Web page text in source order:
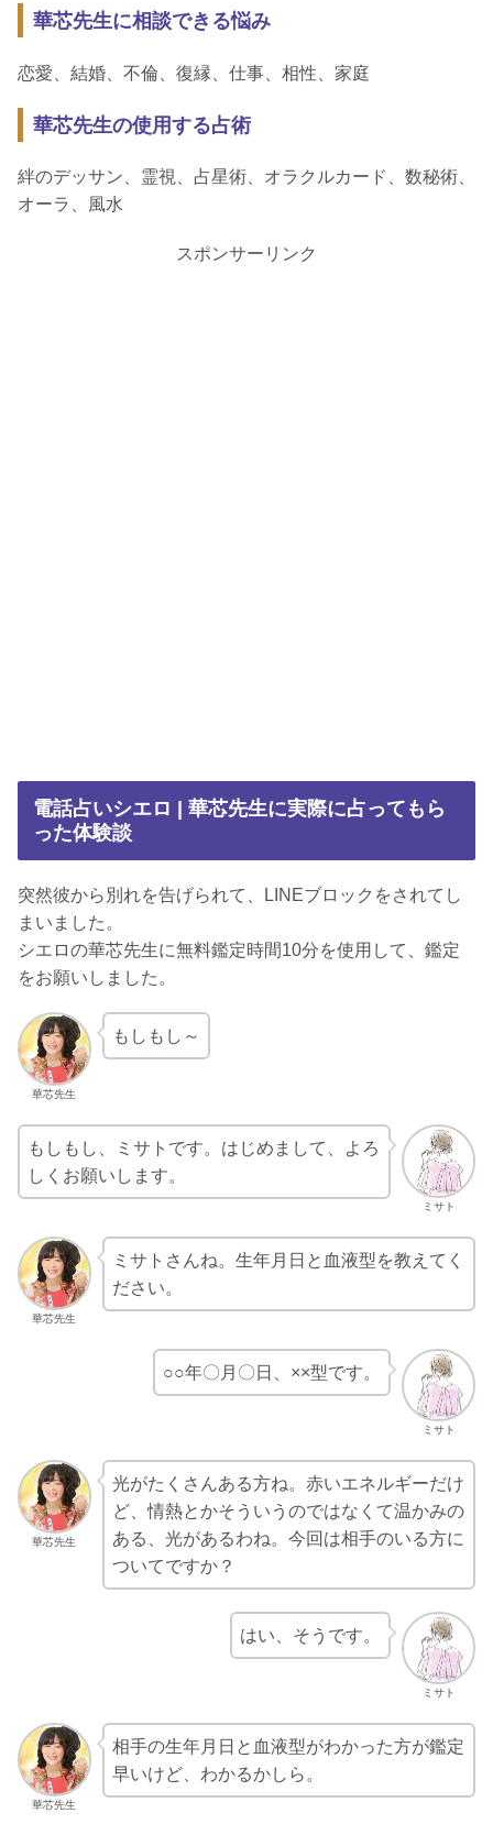
華芯先生に相談できる悩み
恋愛、結婚、不倫、復縁、仕事、相性、家庭
華芯先生の使用する占術
絆のデッサン、霊視、占星術、オラクルカード、数秘術、
オーラ、風水
スポンサーリンク
電話占いシエロ | 華芯先生に実際に占ってもら
った体験談
突然彼から別れを告げられて、LINEブロックをされてし
まいました。
シエロの華芯先生に無料鑑定時間10分を使用して、鑑定
をお願いしました。
華芯先生
もしもし～
ミサト
もしもし、ミサトです。はじめまして、よろ
しくお願いします。
華芯先生
ミサトさんね。生年月日と血液型を教えてく
ださい。
ミサト
○○年〇月〇日、××型です。
華芯先生
光がたくさんある方ね。赤いエネルギーだけ
ど、情熱とかそういうのではなくて温かみの
ある、光があるわね。今回は相手のいる方に
ついてですか？
ミサト
はい、そうです。
華芯先生
相手の生年月日と血液型がわかった方が鑑定
早いけど、わかるかしら。